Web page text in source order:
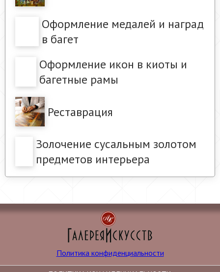
Оформление медалей и наград
в багет
Оформление икон в киоты и
багетные рамы
Реставрация
Золочение сусальным золотом
предметов интерьера
Политика конфиденциальности